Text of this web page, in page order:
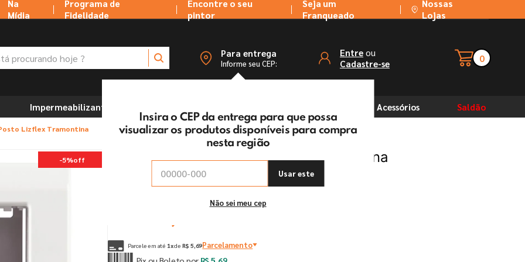
Na
Mídia
Programa de
Fidelidade
Encontre o seu
pintor
Seja um
Franqueado
Nossas
Lojas
Para entrega
Informe seu CEP:
Insira o CEP da entrega para que possa
visualizar os produtos disponíveis para compra
nesta região
Usar este
Não sei meu cep
Entre ou
Cadastre-se 0
Impermeabilizantes Acessórios Saldão
Lizflex Tramontina
-5%off Caixa + Tampa 1 Posto Lizflex Tramontina
Vendido e entregue por:Tintas MC Ltda
Parcele em até 1xde R$ 5,69Parcelamento